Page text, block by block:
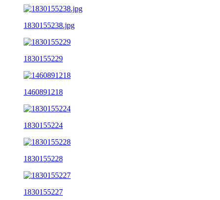
1830155238.jpg
1830155229
1460891218
1830155224
1830155228
1830155227